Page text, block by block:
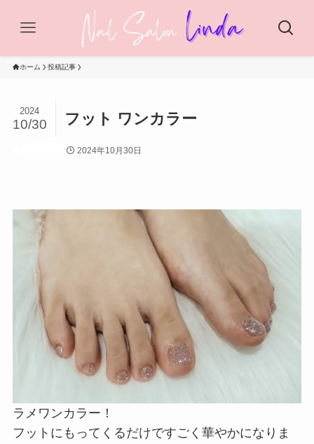
ホーム 投稿記事
フット ワンカラー
2024
10/30
2024年10月30日
ラメワンカラー！
フットにもってくるだけですごく華やかになりま